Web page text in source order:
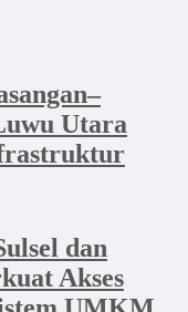
Utara
dan
Akses